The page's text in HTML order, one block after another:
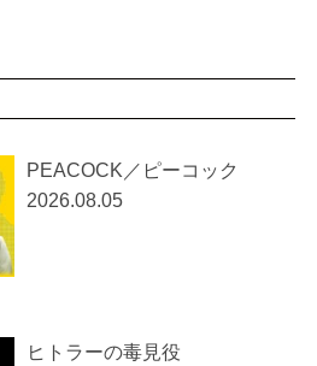
PEACOCK／ピーコック
2026.08.05
ヒトラーの毒見役